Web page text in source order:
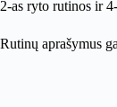
2-as ryto rutinos ir
Rutinų aprašymus